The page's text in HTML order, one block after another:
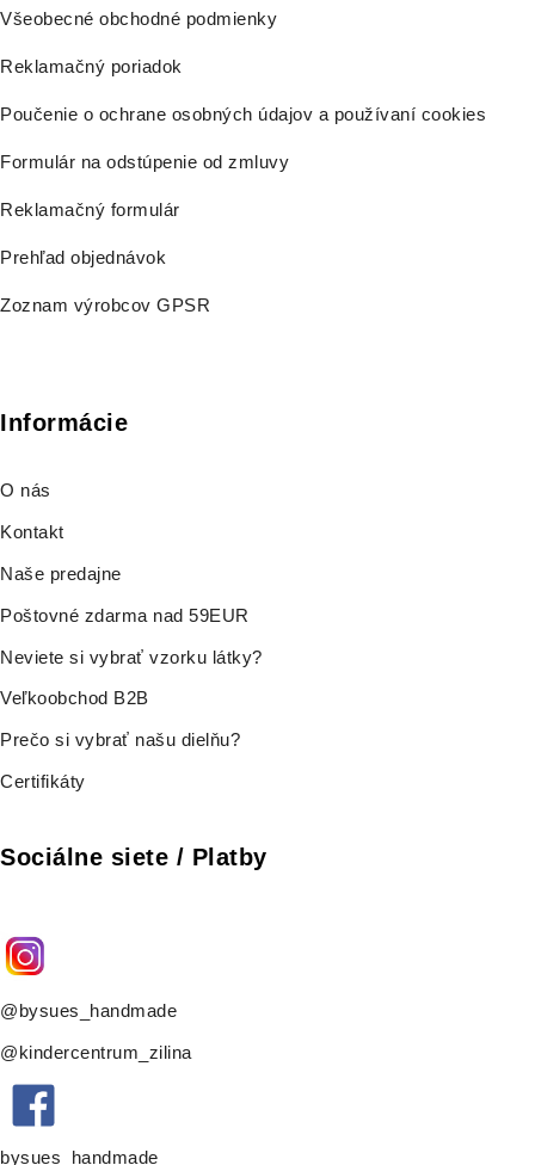
Všeobecné obchodné podmienky
Reklamačný poriadok
Poučenie o ochrane osobných údajov a používaní cookies
Formulár na odstúpenie od zmluvy
Reklamačný formulár
Prehľad objednávok
Zoznam výrobcov GPSR
Informácie
O nás
Kontakt
Naše predajne
Poštovné zdarma nad 59EUR
Neviete si vybrať vzorku látky?
Veľkoobchod B2B
Prečo si vybrať našu dielňu?
Certifikáty
Sociálne siete / Platby
@bysues_handmade
@kindercentrum_zilina
bysues_handmade